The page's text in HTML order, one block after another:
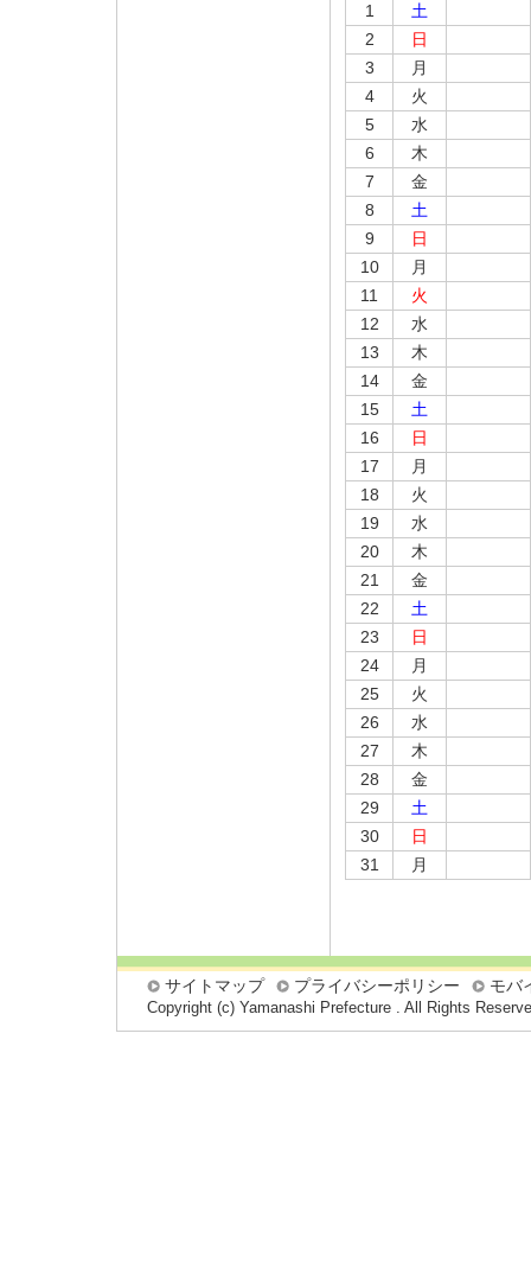
1
土
2
日
3
月
4
火
5
水
6
木
7
金
8
土
9
日
10
月
11
火
12
水
13
木
14
金
15
土
16
日
17
月
18
火
19
水
20
木
21
金
22
土
23
日
24
月
25
火
26
水
27
木
28
金
29
土
30
日
31
月
サイトマップ プライバシーポリシー モバ
Copyright (c) Yamanashi Prefecture . All Rights